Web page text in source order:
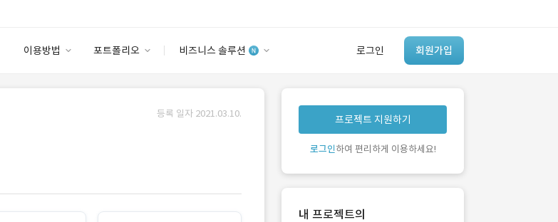
이용방법 포트폴리오 비즈니스 솔루션 로그인 회원가입
안심 코드 케어
유사사례 검색 AI
‘이런 거’ 만들어본
개발 회사 있어?
등록 일자 2021.03.10. 프로젝트 지원하기
로그인하여 편리하게 이용하세요!
내 프로젝트의